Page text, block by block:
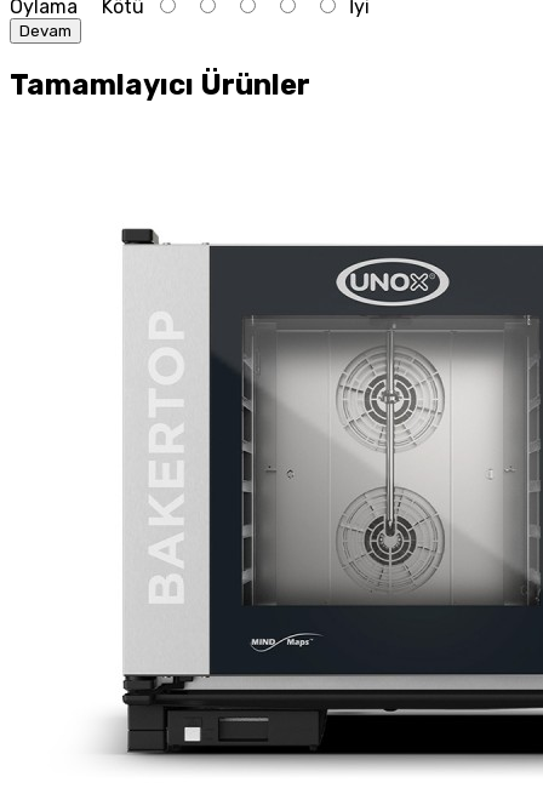
Oylama Kötü İyi
Devam
Tamamlayıcı Ürünler